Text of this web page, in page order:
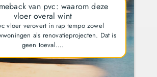
van pvc: waarom deze
vloer overal wint
vloer verovert in rap tempo zowel
als renovatieprojecten. Dat is
geen toeval….